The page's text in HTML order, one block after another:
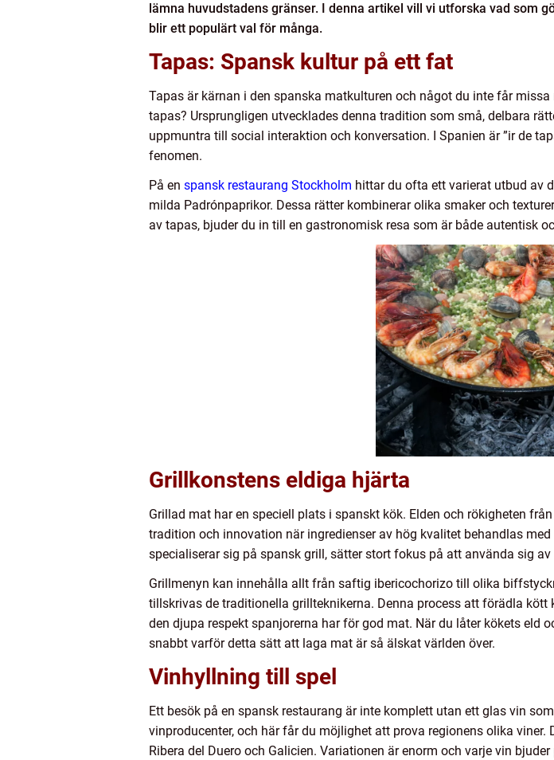
lämna huvudstadens gränser. I denna artikel vill vi utforska vad som
blir ett populärt val för många.
Tapas: Spansk kultur på ett fat
Tapas är kärnan i den spanska matkulturen och något du inte får
tapas? Ursprungligen utvecklades denna tradition som små, delbara
uppmuntra till social interaktion och konversation. I Spanien är ”ir de
fenomen.
På en spansk restaurang Stockholm hittar du ofta ett varierat utbud av
milda Padrónpaprikor. Dessa rätter kombinerar olika smaker och
av tapas, bjuder du in till en gastronomisk resa som är både autentisk
Grillkonstens eldiga hjärta
Grillad mat har en speciell plats i spanskt kök. Elden och rökigheten
tradition och innovation när ingredienser av hög kvalitet behandlas
specialiserar sig på spansk grill, sätter stort fokus på att använda sig
Grillmenyn kan innehålla allt från saftig ibericochorizo till olika
tillskrivas de traditionella grillteknikerna. Denna process att förädla
den djupa respekt spanjorerna har för god mat. När du låter kökets eld
snabbt varför detta sätt att laga mat är så älskat världen över.
Vinhyllning till spel
Ett besök på en spansk restaurang är inte komplett utan ett glas vin
vinproducenter, och här får du möjlighet att prova regionens olika
Ribera del Duero och Galicien. Variationen är enorm och varje vin